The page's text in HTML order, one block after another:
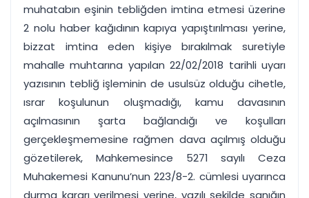
muhatabın eşinin tebliğden imtina etmesi üzerine
2 nolu haber kağıdının kapıya yapıştırılması yerine,
bizzat imtina eden kişiye bırakılmak suretiyle
mahalle muhtarına yapılan 22/02/2018 tarihli uyarı
yazısının tebliğ işleminin de usulsüz olduğu cihetle,
ısrar koşulunun oluşmadığı, kamu davasının
açılmasının şarta bağlandığı ve koşulları
gerçekleşmemesine rağmen dava açılmış olduğu
gözetilerek, Mahkemesince 5271 sayılı Ceza
Muhakemesi Kanunu’nun 223/8-2. cümlesi uyarınca
durma kararı verilmesi yerine, yazılı şekilde sanığın